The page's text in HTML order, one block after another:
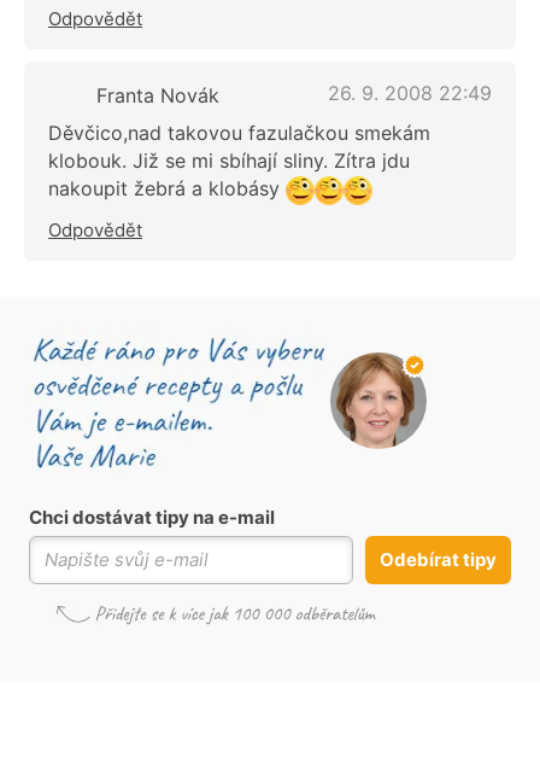
Odpovědět
Franta Novák
26. 9. 2008 22:49
Děvčico,nad takovou fazulačkou smekám
klobouk. Již se mi sbíhají sliny. Zítra jdu
nakoupit žebrá a klobásy
Odpovědět
Chci dostávat tipy na e-mail
Odebírat tipy